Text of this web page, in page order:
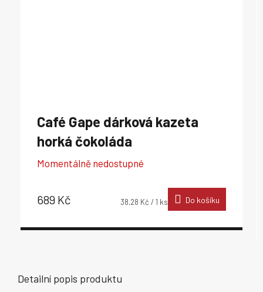
Café Gape dárková kazeta
horká čokoláda
Momentálně nedostupné
689 Kč
Měrná
38,28 Kč / 1 ks Do košíku
Detailní popis produktu